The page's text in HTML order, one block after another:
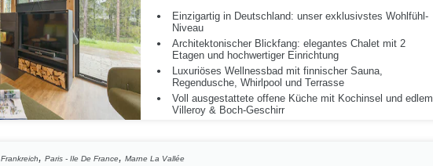
Einzigartig in Deutschland: unser exklusivstes Wohlfühl-
Niveau
Architektonischer Blickfang: elegantes Chalet mit 2
Etagen und hochwertiger Einrichtung
Luxuriöses Wellnessbad mit finnischer Sauna,
Regendusche, Whirlpool und Terrasse
Voll ausgestattete offene Küche mit Kochinsel und edlem
Villeroy & Boch-Geschirr
Frankreich,Paris - Ile De France,Marne La Vallée